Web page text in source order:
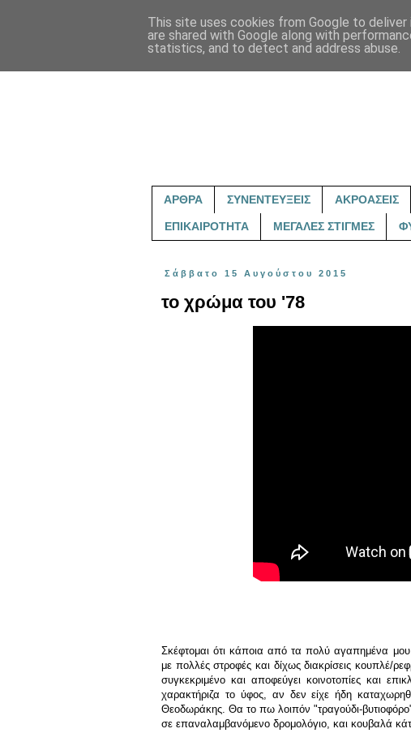
ΑΡΘΡΑ ΣΥΝΕΝΤΕΥΞΕΙΣ ΑΚΡΟΑΣΕΙΣ
ΕΠΙΚΑΙΡΟΤΗΤΑ ΜΕΓΑΛΕΣ ΣΤΙΓΜΕΣ
Σάββατο 15 Αυγούστου 2015
το χρώμα του '78
Σκέφτομαι ότι κάποια από τα πολύ αγαπημένα
με πολλές στροφές και δίχως διακρίσεις κουπλέ/
συγκεκριμένο και αποφεύγει κοινοτοπίες και
χαρακτήριζα το ύφος, αν δεν είχε ήδη
Θεοδωράκης. Θα το πω λοιπόν "τραγούδι-
σε επαναλαμβανόμενο δρομολόγιο, και κουβαλά
This site uses cookies from Google to
are shared with Google along with
statistics, and to detect and address abuse.